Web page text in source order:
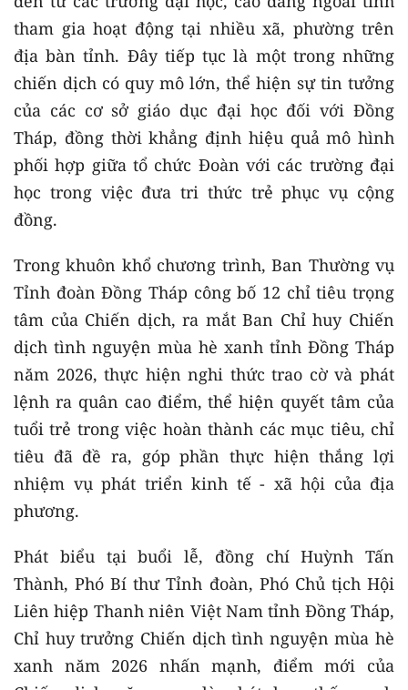
tham gia hoạt động tại nhiều xã, phường trên
địa bàn tỉnh. Đây tiếp tục là một trong những
chiến dịch có quy mô lớn, thể hiện sự tin tưởng
của các cơ sở giáo dục đại học đối với Đồng
Tháp, đồng thời khẳng định hiệu quả mô hình
phối hợp giữa tổ chức Đoàn với các trường đại
học trong việc đưa tri thức trẻ phục vụ cộng
đồng.
Trong khuôn khổ chương trình, Ban Thường vụ
Tỉnh đoàn Đồng Tháp công bố 12 chỉ tiêu trọng
tâm của Chiến dịch, ra mắt Ban Chỉ huy Chiến
dịch tình nguyện mùa hè xanh tỉnh Đồng Tháp
năm 2026, thực hiện nghi thức trao cờ và phát
lệnh ra quân cao điểm, thể hiện quyết tâm của
tuổi trẻ trong việc hoàn thành các mục tiêu, chỉ
tiêu đã đề ra, góp phần thực hiện thắng lợi
nhiệm vụ phát triển kinh tế - xã hội của địa
phương.
Phát biểu tại buổi lễ, đồng chí Huỳnh Tấn
Thành, Phó Bí thư Tỉnh đoàn, Phó Chủ tịch Hội
Liên hiệp Thanh niên Việt Nam tỉnh Đồng Tháp,
Chỉ huy trưởng Chiến dịch tình nguyện mùa hè
xanh năm 2026 nhấn mạnh, điểm mới của